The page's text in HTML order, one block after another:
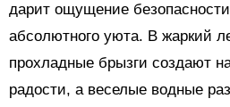
дарит ощущение
абсолютного уюта. В жаркий
прохладные брызги создают
радости, а веселые водные